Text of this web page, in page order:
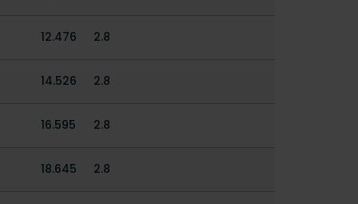
12.476 2.8
14.526 2.8
16.595 2.8
18.645 2.8